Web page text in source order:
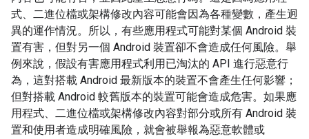
式、二進位檔或架構修改內容可能會因為各種變數，產生迥
異的運作情況。所以，有些應用程式可能對某個 Android 裝
置有害，但對另一個 Android 裝置卻不會造成任何風險。舉
例來說，假設有害應用程式利用已淘汰的 API 進行惡意行
為，這對搭載 Android 最新版本的裝置不會產生任何影響；
但對搭載 Android 較舊版本的裝置可能會造成危害。如果應
用程式、二進位檔或架構修改內容對部分或所有 Android 裝
置和使用者造成明確風險，就會被舉報為惡意軟體或